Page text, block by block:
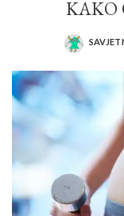
KAKO